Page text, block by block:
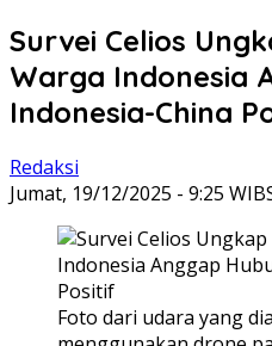
Survei Celios
Warga Indonesia
Indonesia-China
Redaksi
Jumat, 19/12/2025 - 9:25 WIB
Foto dari udara yang